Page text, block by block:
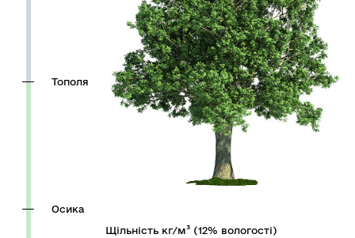
Щільність кг/м³ (12% вологості)
Тополя
Осика